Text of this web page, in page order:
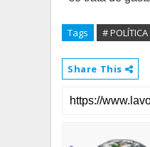
Tags # POLÍTICA
Share This